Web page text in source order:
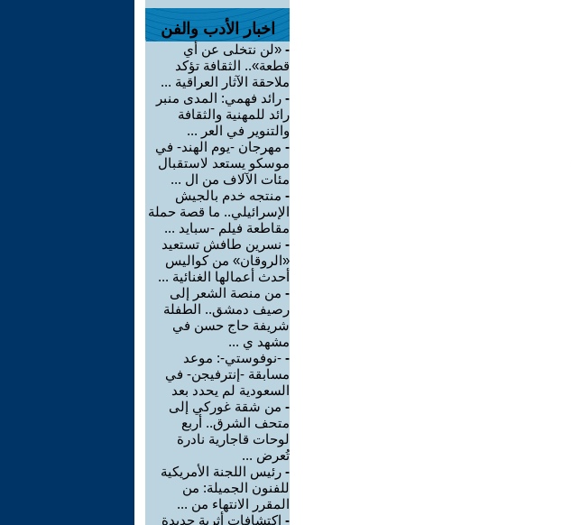
اخبار الأدب والفن
- «لن نتخلى عن أي
قطعة».. الثقافة تؤكد
ملاحقة الآثار العراقية ...
- رائد فهمي: المدى منبر
رائد للمهنية والثقافة
والتنوير في العر ...
- مهرجان -يوم الهند- في
موسكو يستعد لاستقبال
مئات الآلاف من ال ...
- منتجه خدم بالجيش
الإسرائيلي.. ما قصة حملة
مقاطعة فيلم -سبايد ...
- نسرين طافش تستعيد
«الروقان» من كواليس
أحدث أعمالها الغنائية ...
- من منصة الشعر إلى
رصيف دمشق.. الطفلة
شريفة حاج حسن في
مشهد ي ...
- -نوفوستي-: موعد
مسابقة -إنترفيجن- في
السعودية لم يحدد بعد
- من شقة غوركي إلى
متحف الشرق.. أربع
لوحات قاجارية نادرة
تُعرض ...
- رئيس اللجنة الأمريكية
للفنون الجميلة: من
المقرر الانتهاء من ...
- اكتشافات أثرية جديدة